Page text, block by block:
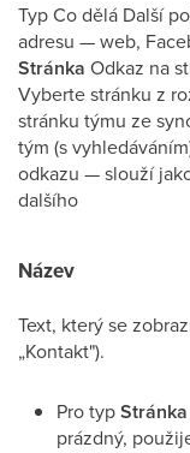
Typ Co dělá Další
adresu — web,
Stránka Odkaz na
Vyberte stránku z
stránku týmu ze
tým (s
odkazu — slouží
dalšího
Název
Text, který se
„Kontakt").
Pro typStránka
prázdný,